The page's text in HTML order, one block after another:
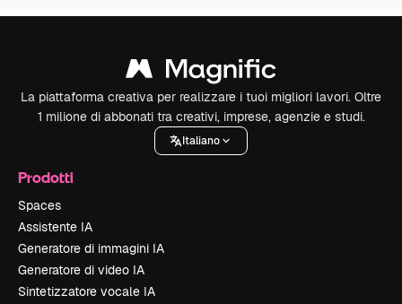
La piattaforma creativa per realizzare i tuoi migliori lavori. Oltre
1 milione di abbonati tra creativi, imprese, agenzie e studi.
Italiano
Prodotti
Spaces
Assistente IA
Generatore di immagini IA
Generatore di video IA
Sintetizzatore vocale IA